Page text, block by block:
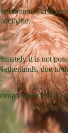
buitenland
it is not
due to
when it is 15